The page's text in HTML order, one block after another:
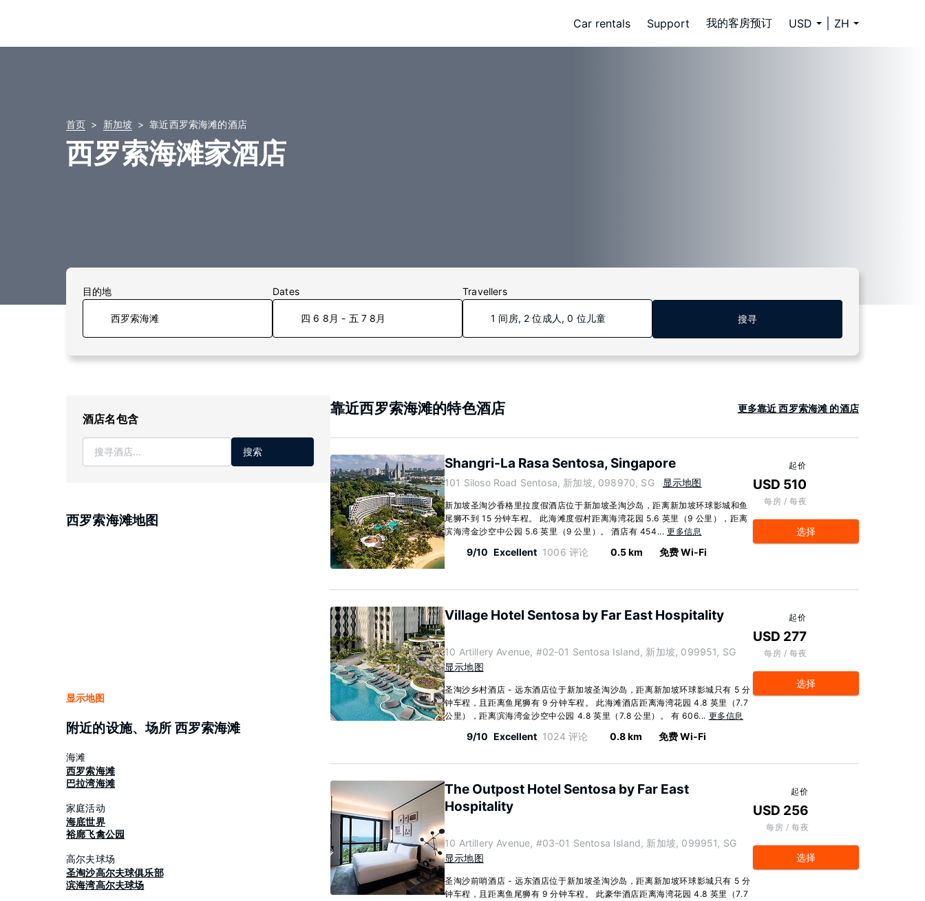
Car rentals Support 我的客房预订 USD ZH
首页 新加坡 靠近西罗索海滩的酒店
西罗索海滩家酒店
目的地 Dates
四 6 8月 - 五 7 8月
Travellers
1 间房, 2 位成人, 0 位儿童 搜寻
酒店名包含
搜索
西罗索海滩地图
显示地图
附近的设施、场所 西罗索海滩
海滩
西罗索海滩
巴拉湾海滩
家庭活动
海底世界
裕廊飞禽公园
高尔夫球场
圣淘沙高尔夫球俱乐部
滨海湾高尔夫球场
靠近西罗索海滩的特色酒店 更多靠近 西罗索海滩 的酒店
Shangri-La Rasa Sentosa, Singapore
101 Siloso Road Sentosa, 新加坡, 098970, SG 显示地图
新加坡圣淘沙香格里拉度假酒店位于新加坡圣淘沙岛，距离新加坡环球影城和鱼
尾狮不到 15 分钟车程。 此海滩度假村距离海湾花园 5.6 英里（9 公里），距离
滨海湾金沙空中公园 5.6 英里（9 公里）。 酒店有 454... 更多信息
9/10 Excellent 1006 评论 0.5 km 免费 Wi-Fi
起价
USD 510
每房 / 每夜
选择
Village Hotel Sentosa by Far East Hospitality
10 Artillery Avenue, #02-01 Sentosa Island, 新加坡, 099951, SG
显示地图
圣淘沙乡村酒店 - 远东酒店位于新加坡圣淘沙岛，距离新加坡环球影城只有 5 分
钟车程，且距离鱼尾狮有 9 分钟车程。 此海滩酒店距离海湾花园 4.8 英里（7.7
公里），距离滨海湾金沙空中公园 4.8 英里（7.8 公里）。 有 606... 更多信息
9/10 Excellent 1024 评论 0.8 km 免费 Wi-Fi
起价
USD 277
每房 / 每夜
选择
The Outpost Hotel Sentosa by Far East
Hospitality
10 Artillery Avenue, #03-01 Sentosa Island, 新加坡, 099951, SG
显示地图
圣淘沙前哨酒店 - 远东酒店位于新加坡圣淘沙岛，距离新加坡环球影城只有 5 分
钟车程，且距离鱼尾狮有 9 分钟车程。 此豪华酒店距离海湾花园 4.8 英里（7.7
起价
USD 256
每房 / 每夜
选择